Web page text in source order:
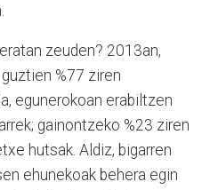
zeuden? 2013an,
%77 ziren
egunerokoan erabiltzen
gainontzeko %23 ziren
hutsak. Aldiz, bigarren
ehunekoak behera egin